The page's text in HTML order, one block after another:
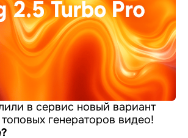
в сервис новый вариант
генераторов видео!